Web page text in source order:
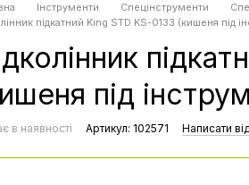
Інструменти Спецінструменти
підкатний King STD KS-0133 (кишеня під
під
в наявності Артикул: 102571 Написати